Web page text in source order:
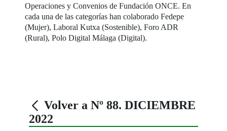
Operaciones y Convenios de Fundación ONCE. En
cada una de las categorías han colaborado Fedepe
(Mujer), Laboral Kutxa (Sostenible), Foro ADR
(Rural), Polo Digital Málaga (Digital).
Volver a Nº 88. DICIEMBRE
2022